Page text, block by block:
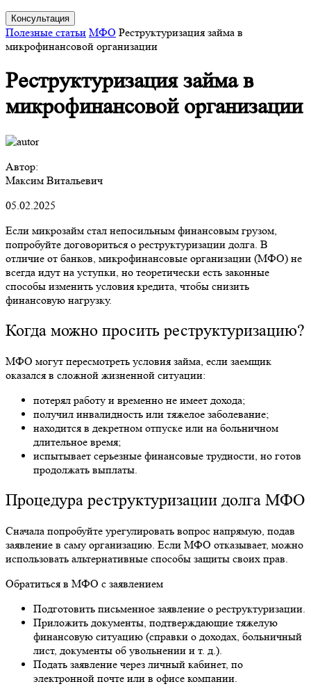
Консультация
Полезные статьи МФО Реструктуризация займа в
микрофинансовой организации
Реструктуризация займа в
микрофинансовой организации
Автор:
Максим Витальевич
05.02.2025
Если микрозайм стал непосильным финансовым грузом,
попробуйте договориться о реструктуризации долга. В
отличие от банков, микрофинансовые организации (МФО) не
всегда идут на уступки, но теоретически есть законные
способы изменить условия кредита, чтобы снизить
финансовую нагрузку.
Когда можно просить реструктуризацию?
МФО могут пересмотреть условия займа, если заемщик
оказался в сложной жизненной ситуации:
потерял работу и временно не имеет дохода;
получил инвалидность или тяжелое заболевание;
находится в декретном отпуске или на больничном
длительное время;
испытывает серьезные финансовые трудности, но готов
продолжать выплаты.
Процедура реструктуризации долга МФО
Сначала попробуйте урегулировать вопрос напрямую, подав
заявление в саму организацию. Если МФО отказывает, можно
использовать альтернативные способы защиты своих прав.
Обратиться в МФО с заявлением
Подготовить письменное заявление о реструктуризации.
Приложить документы, подтверждающие тяжелую
финансовую ситуацию (справки о доходах, больничный
лист, документы об увольнении и т. д.).
Подать заявление через личный кабинет, по
электронной почте или в офисе компании.